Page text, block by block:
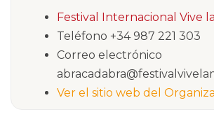
Festival Internacional Vive
Teléfono +34 987 221 303
Correo electrónico
Ver el sitio web del